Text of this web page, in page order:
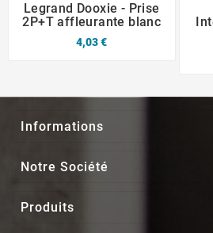
Legrand Dooxie - Prise
2P+T affleurante blanc
4,03 €
Informations
Notre Société
Produits